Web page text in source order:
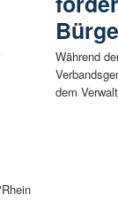
Während
dem